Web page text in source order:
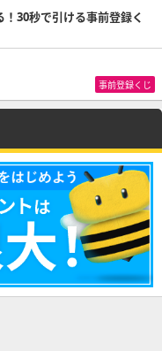
30秒で引ける事前登録く
事前登録くじ